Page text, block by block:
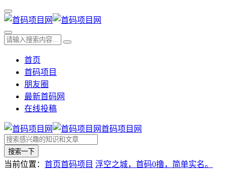
首页
首码项目
朋友圈
最新首码网
在线投稿
首码项目网
搜索一下
当前位置： 首页首码项目 浮空之城，首码0撸，简单实名。